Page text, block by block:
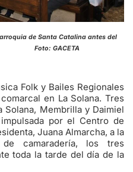
de Santa Catalina antes del
GACETA
Folk y Bailes Regionales
en La Solana. Tres
Membrilla y Daimiel
por el Centro de
Juana Almarcha, a la
camaradería, los tres
toda la tarde del día de la